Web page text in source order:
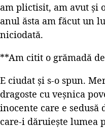
am plictisit, am avut și
anul ăsta am făcut un
niciodată.
**Am citit o grămadă
E ciudat și s-o spun.
dragoste cu veșnica
inocente care e
care-i dăruiește lumea